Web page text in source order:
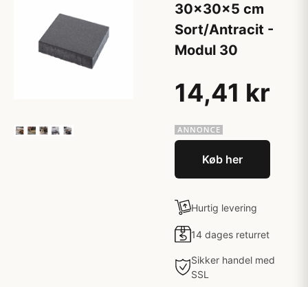
30x30x5 cm
Sort/Antracit -
Modul 30
14,41 kr
Køb her
Hurtig levering
14 dages returret
Sikker handel med
SSL